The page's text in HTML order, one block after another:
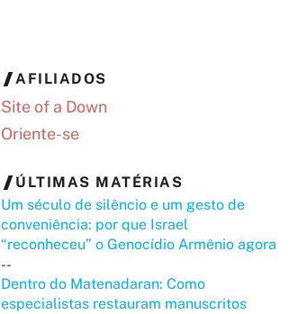
AFILIADOS
Site of a Down
Oriente-se
ÚLTIMAS MATÉRIAS
Um século de silêncio e um gesto de
conveniência: por que Israel
“reconheceu” o Genocídio Armênio agora
--
Dentro do Matenadaran: Como
especialistas restauram manuscritos